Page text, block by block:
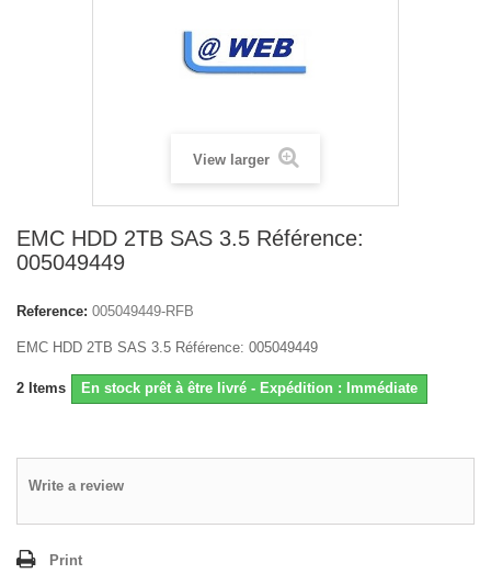
View larger
EMC HDD 2TB SAS 3.5 Référence:
005049449
Reference: 005049449-RFB
EMC HDD 2TB SAS 3.5 Référence: 005049449
2 Items En stock prêt à être livré - Expédition : Immédiate
Write a review
Print